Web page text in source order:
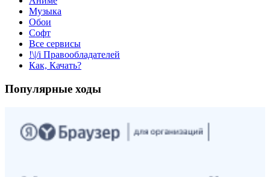
Музыка
Обои
Софт
Все сервисы
!\|/i Правообладателей
Как, Качать?
Популярные ходы